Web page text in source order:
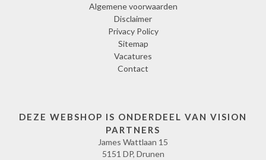
Algemene voorwaarden
Disclaimer
Privacy Policy
Sitemap
Vacatures
Contact
DEZE WEBSHOP IS ONDERDEEL VAN VISION
PARTNERS
James Wattlaan 15
5151 DP, Drunen